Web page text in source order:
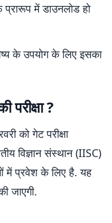
प्रारूप में डाउनलोड हो
के उपयोग के लिए इसका
?
को गेट परीक्षा
विज्ञान संस्थान (IISC)
में प्रवेश के लिए है. यह
जाएगी.